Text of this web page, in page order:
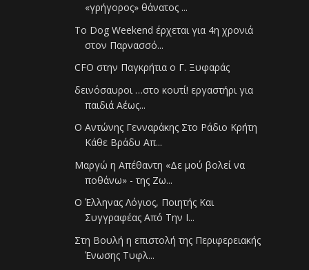
«γρήγορος» θάνατος ...
Το Dog Weekend έρχεται για 4η χρονιά
στον Παρνασσό...
CFO στην Παγκρήτια ο Γ. Ξυφαράς
δεινόσαυροι …στο κουτί! εργαστήρι για
παιδιά Α΄έως...
Ο Αντώνης Γενναράκης Στο Ράδιο Κρήτη
Κάθε Βράδυ Απ...
Μαργώ η Απέθαντη «Δε μού βολεί να
ποθάνω» - της Ζω...
Ο Έλληνας Λόγιος, Ποιητής Και
Συγγραφέας Από Την Ι...
Στη Βουλή η επιστολή της Περιφερειακής
Ένωσης Τυφλ...